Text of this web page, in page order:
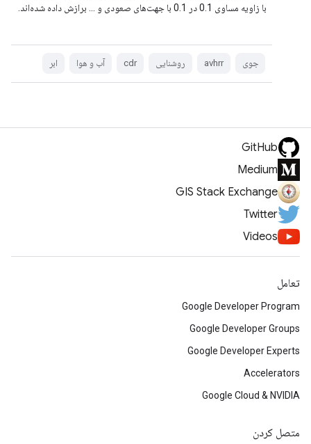
با زاویه مساوی 0.1 در 0.1 با جهت‌های صعودی و ... برازش داده شده‌اند.
جوی avhrr روشنایی cdr آب و هوا ابر
GitHub
Medium
GIS Stack Exchange
Twitter
Videos
تعامل
Google Developer Program
Google Developer Groups
Google Developer Experts
Accelerators
Google Cloud & NVIDIA
متصل کردن